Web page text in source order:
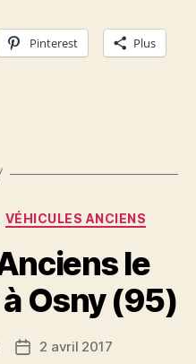
Pinterest Plus
Catégories
VÉHICULES ANCIENS
le
Osny (95)
Date2 avril 2017